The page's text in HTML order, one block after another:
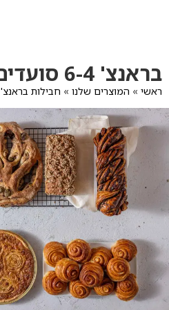
לתפריט
הקטגוריות
לפרטי
המוצר
בראנצ' 6-4 סועדים
ראשי » המוצרים שלנו » חבילות בראנצ'